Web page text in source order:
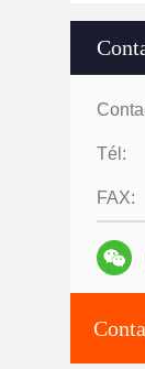
Tél:
FAX: